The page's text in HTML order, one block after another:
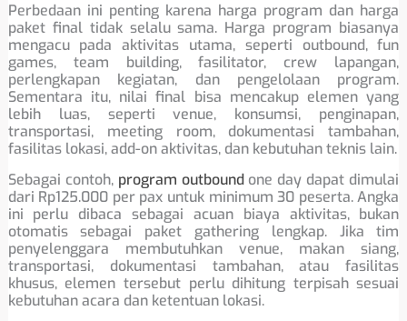
Perbedaan ini penting karena harga program dan harga
paket final tidak selalu sama. Harga program biasanya
mengacu pada aktivitas utama, seperti outbound, fun
games, team building, fasilitator, crew lapangan,
perlengkapan kegiatan, dan pengelolaan program.
Sementara itu, nilai final bisa mencakup elemen yang
lebih luas, seperti venue, konsumsi, penginapan,
transportasi, meeting room, dokumentasi tambahan,
fasilitas lokasi, add-on aktivitas, dan kebutuhan teknis lain.
Sebagai contoh, program outboundone day dapat dimulai
dari Rp125.000 per pax untuk minimum 30 peserta. Angka
ini perlu dibaca sebagai acuan biaya aktivitas, bukan
otomatis sebagai paket gathering lengkap. Jika tim
penyelenggara membutuhkan venue, makan siang,
transportasi, dokumentasi tambahan, atau fasilitas
khusus, elemen tersebut perlu dihitung terpisah sesuai
kebutuhan acara dan ketentuan lokasi.